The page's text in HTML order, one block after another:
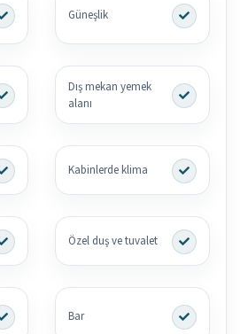
Güneşlik
Dış mekan yemek
alanı
Kabinlerde klima
Özel duş ve tuvalet
Bar